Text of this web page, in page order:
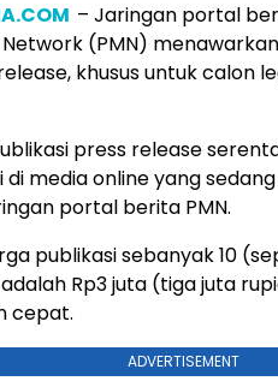
– Jaringan portal
(PMN)
khusus untuk calon
press release
di media online yang
portal berita PMN.
publikasi sebanyak 10
Rp3 juta (tiga juta
cepat.
ADVERTISEMENT